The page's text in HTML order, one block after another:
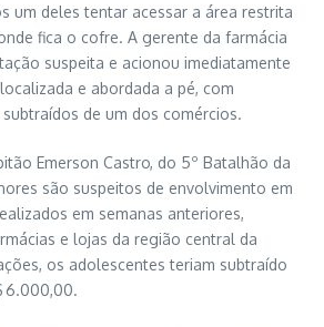
um deles tentar acessar a área restrita
fica o cofre. A gerente da farmácia
suspeita e acionou imediatamente
e abordada a pé, com
de um dos comércios.
Emerson Castro, do 5º Batalhão da
são suspeitos de envolvimento em
em semanas anteriores,
e lojas da região central da
os adolescentes teriam subtraído
6.000,00.